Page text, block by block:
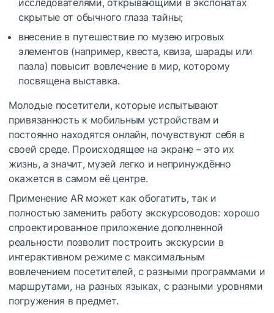
исследователями, открывающими в экспонатах
скрытые от обычного глаза тайны;
внесение в путешествие по музею игровых
элементов (например, квеста, квиза, шарады или
пазла) повысит вовлечение в мир, которому
посвящена выставка.
Молодые посетители, которые испытывают
привязанность к мобильным устройствам и
постоянно находятся онлайн, почувствуют себя в
своей среде. Происходящее на экране – это их
жизнь, а значит, музей легко и непринуждённо
окажется в самом её центре.
Применение AR может как обогатить, так и
полностью заменить работу экскурсоводов: хорошо
спроектированное приложение дополненной
реальности позволит построить экскурсии в
интерактивном режиме с максимальным
вовлечением посетителей, с разными программами и
маршрутами, на разных языках, с разными уровнями
погружения в предмет.